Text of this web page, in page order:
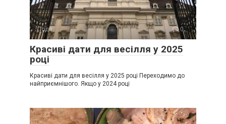
Події 0
Красиві дати для весілля у 2025
році
Красиві дати для весілля у 2025 році Переходимо до
найприємнішого. Якщо у 2024 році